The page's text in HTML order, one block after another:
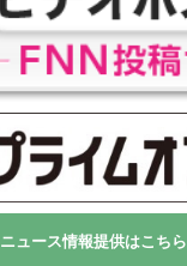
ニュース情報提供はこちら